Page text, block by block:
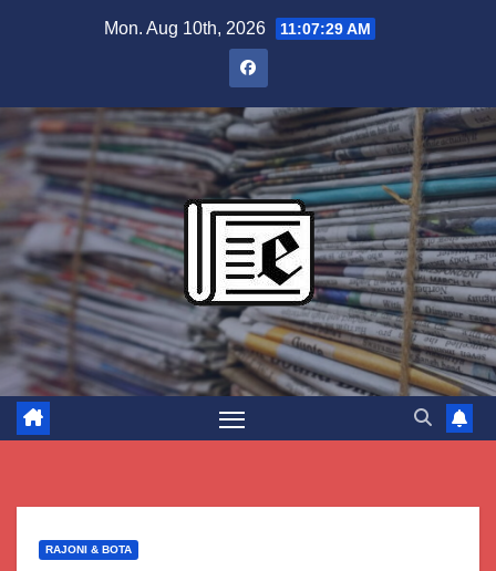
Mon. Aug 10th, 2026 11:07:30 AM
RAJONI & BOTA